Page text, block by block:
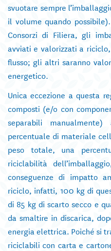
svuotare sempre
il volume quando
Consorzi di Filiera, gli
avviati e valorizzati a
flusso; gli altri saranno
energetico.
Unica eccezione a questa
composti (e/o con
separabili
percentuale di materiale
peso totale, una
riciclabilità
conseguenze di impatto
riciclo, infatti, 100 kg di
di 85 kg di scarto secco e
da smaltire in discarica,
energia elettrica. Poiché si
riciclabili con carta e